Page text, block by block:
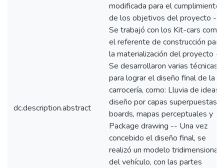
dc.description.abstract
modificada para el cumplimiento
de los objetivos del proyecto --
Se trabajó con los Kit-cars como
el referente de construcción para
la materialización del proyecto --
Se desarrollaron varias técnicas
para lograr el diseño final de la
carrocería, como: Lluvia de ideas,
diseño por capas superpuestas,
boards, mapas perceptuales y
Package drawing -- Una vez
concebido el diseño final, se
realizó un modelo tridimensional
del vehículo, con las partes